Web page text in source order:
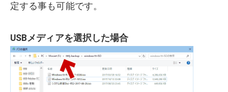
定する事も可能です。
USBメディアを選択した場合